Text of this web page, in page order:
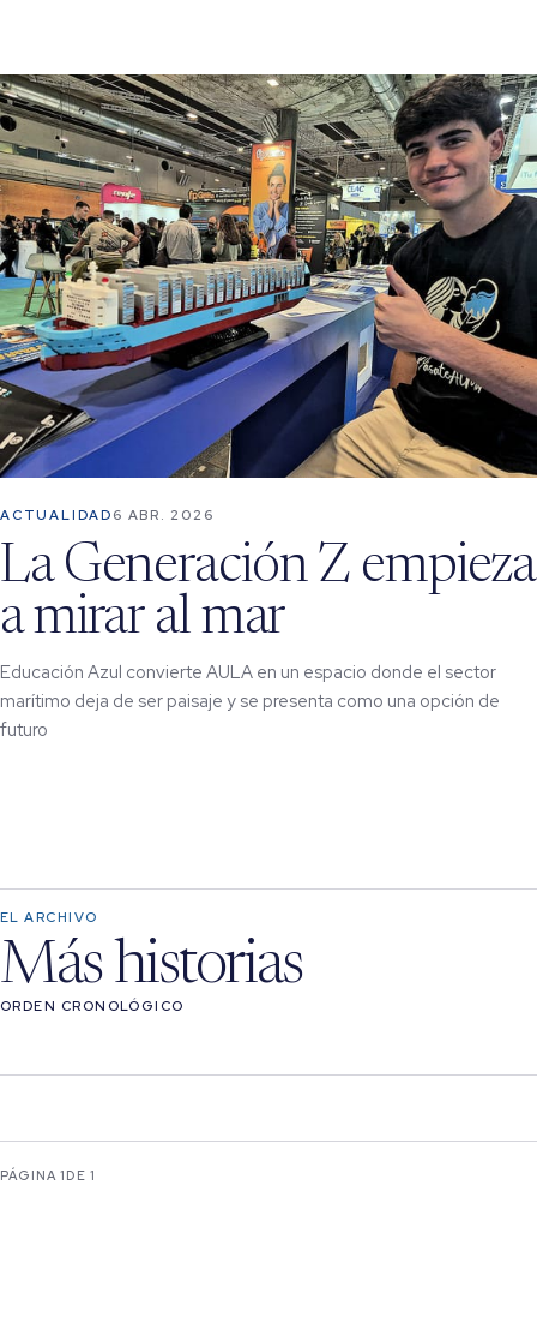
ACTUALIDAD 6 ABR. 2026
La Generación Z empieza
a mirar al mar
Educación Azul convierte AULA en un espacio donde el sector
marítimo deja de ser paisaje y se presenta como una opción de
futuro
EL ARCHIVO
Más historias
ORDEN CRONOLÓGICO
PÁGINA 1 DE 1